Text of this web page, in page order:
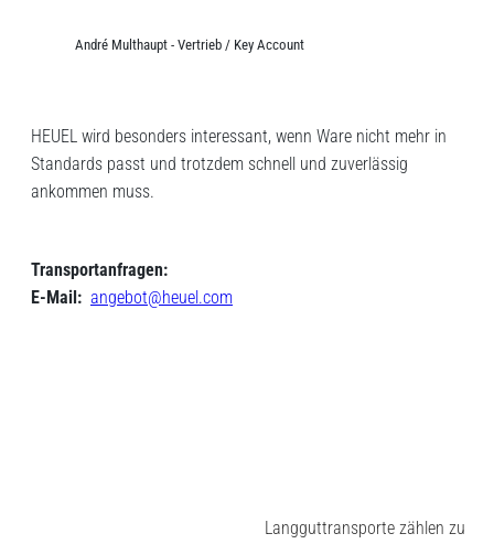
André Multhaupt - Vertrieb / Key Account
HEUEL wird besonders interessant, wenn Ware nicht mehr in
Standards passt und trotzdem schnell und zuverlässig
ankommen muss.
Transportanfragen:
E-Mail: angebot@heuel.com
Langguttransporte zählen zu